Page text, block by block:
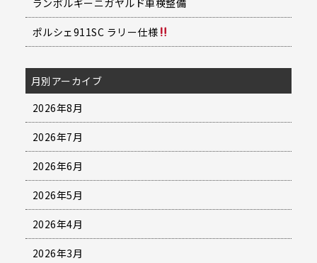
ランボルギーニガヤルド車検整備
ポルシェ911SC ラリー仕様
月別アーカイブ
2026年8月
2026年7月
2026年6月
2026年5月
2026年4月
2026年3月